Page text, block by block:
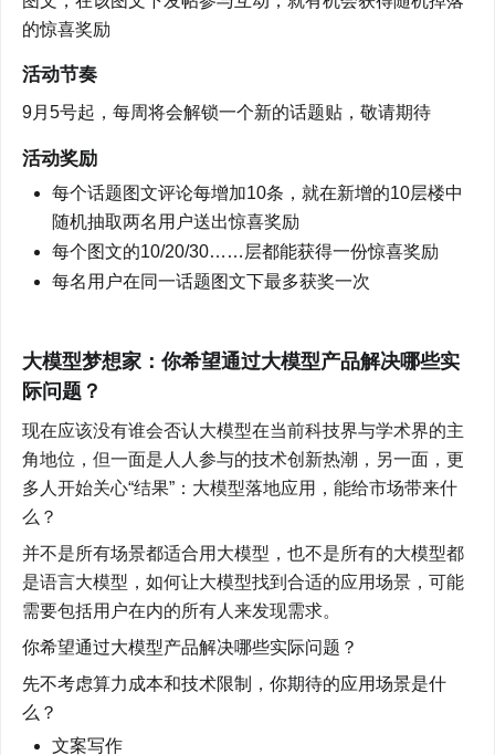
的惊喜奖励
活动节奏
9月5号起，每周将会解锁一个新的话题贴，敬请期待
活动奖励
每个话题图文评论每增加10条，就在新增的10层楼中
随机抽取两名用户送出惊喜奖励
每个图文的10/20/30……层都能获得一份惊喜奖励
每名用户在同一话题图文下最多获奖一次
大模型梦想家：你希望通过大模型产品解决哪些实
际问题？
现在应该没有谁会否认大模型在当前科技界与学术界的主
角地位，但一面是人人参与的技术创新热潮，另一面，更
多人开始关心“结果”：大模型落地应用，能给市场带来什
么？
并不是所有场景都适合用大模型，也不是所有的大模型都
是语言大模型，如何让大模型找到合适的应用场景，可能
需要包括用户在内的所有人来发现需求。
你希望通过大模型产品解决哪些实际问题？
先不考虑算力成本和技术限制，你期待的应用场景是什
么？
文案写作